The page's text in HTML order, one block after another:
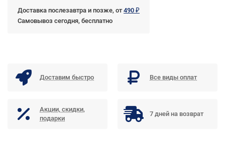
Доставка послезавтра и позже, от490 ₽
Самовывоз сегодня, бесплатно
Доставим быстро Все виды оплат
Акции, скидки,
подарки
7 дней на возврат